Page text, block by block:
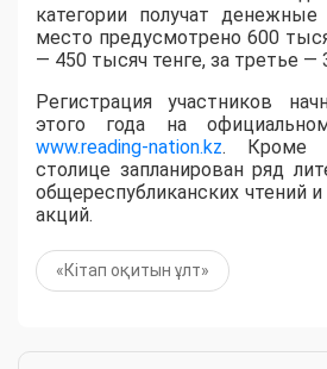
категории получат
место предусмотрено 600
— 450 тысяч тенге, за третье —
Регистрация участников
этого года на
www.reading-nation.kz. Кроме
столице запланирован ряд
общереспубликанских чтений
акций.
«Кітап оқитын ұлт»